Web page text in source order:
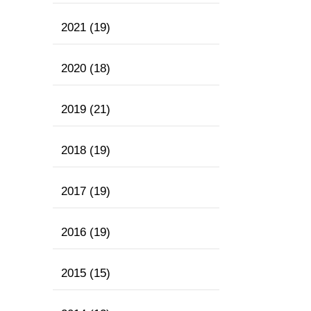
2021 (19)
2020 (18)
2019 (21)
2018 (19)
2017 (19)
2016 (19)
2015 (15)